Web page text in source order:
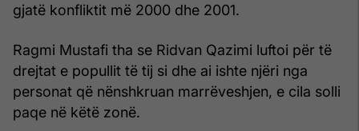
gjatë konfliktit më 2000 dhe 2001.
Ragmi Mustafi tha se Ridvan Qazimi luftoi për të
drejtat e popullit të tij si dhe ai ishte njëri nga
personat që nënshkruan marrëveshjen, e cila solli
paqe në këtë zonë.